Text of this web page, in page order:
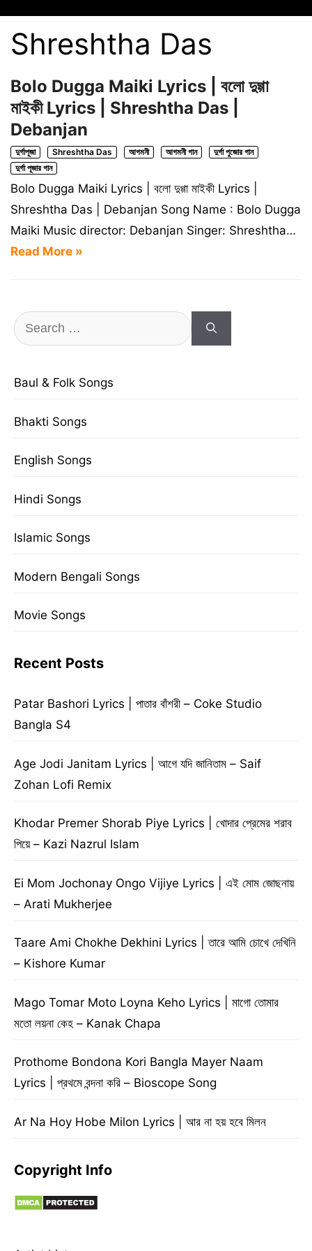
Shreshtha Das
Bolo Dugga Maiki Lyrics | বলো দুগ্গা
মাইকী Lyrics | Shreshtha Das |
Debanjan
দুর্গাপূজা Shreshtha Das আগমনী আগমনী গান
দুর্গা পুজোর গান
দুর্গা পূজার গান
Bolo Dugga Maiki Lyrics | বলো দুগ্গা মাইকী Lyrics |
Shreshtha Das | Debanjan Song Name : Bolo Dugga
Maiki Music director: Debanjan Singer: Shreshtha…
Read More »
Search
for:
Baul & Folk Songs
Bhakti Songs
English Songs
Hindi Songs
Islamic Songs
Modern Bengali Songs
Movie Songs
Recent Posts
Patar Bashori Lyrics | পাতার বাঁশরী – Coke Studio
Bangla S4
Age Jodi Janitam Lyrics | আগে যদি জানিতাম – Saif
Zohan Lofi Remix
Khodar Premer Shorab Piye Lyrics | খোদার প্রেমের শরাব
পিয়ে – Kazi Nazrul Islam
Ei Mom Jochonay Ongo Vijiye Lyrics | এই মোম জোছনায়
– Arati Mukherjee
Taare Ami Chokhe Dekhini Lyrics | তারে আমি চোখে দেখিনি
– Kishore Kumar
Mago Tomar Moto Loyna Keho Lyrics | মাগো তোমার
মতো লয়না কেহ – Kanak Chapa
Prothome Bondona Kori Bangla Mayer Naam
Lyrics | প্রথমে বন্দনা করি – Bioscope Song
Ar Na Hoy Hobe Milon Lyrics | আর না হয় হবে মিলন
Copyright Info